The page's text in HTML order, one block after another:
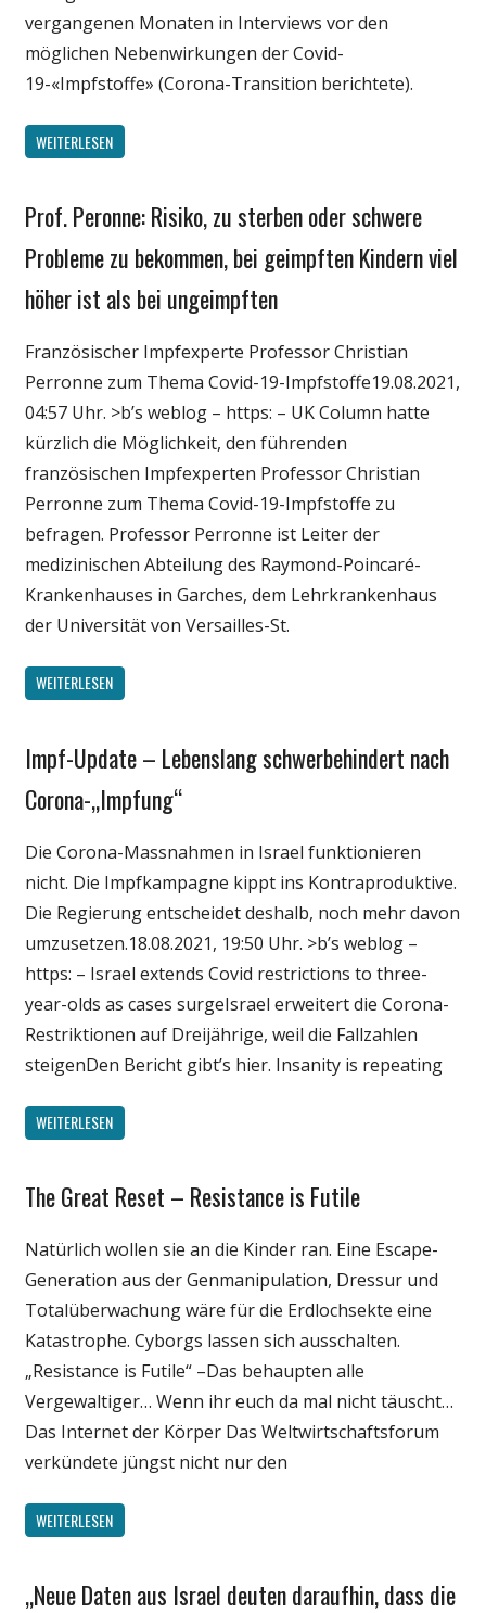
vergangenen Monaten in Interviews vor den
möglichen Nebenwirkungen der Covid-
19-«Impfstoffe» (Corona-Transition berichtete).
WEITERLESEN
Gesellschaft
Wirtschaft
Wissenschaft
Prof. Peronne: Risiko, zu sterben oder schwere
Probleme zu bekommen, bei geimpften Kindern viel
höher ist als bei ungeimpften
Französischer Impfexperte Professor Christian
Perronne zum Thema Covid-19-Impfstoffe19.08.2021,
04:57 Uhr. >b’s weblog – https: – UK Column hatte
kürzlich die Möglichkeit, den führenden
französischen Impfexperten Professor Christian
Perronne zum Thema Covid-19-Impfstoffe zu
befragen. Professor Perronne ist Leiter der
medizinischen Abteilung des Raymond-Poincaré-
Krankenhauses in Garches, dem Lehrkrankenhaus
der Universität von Versailles-St.
WEITERLESEN
Gesellschaft
Wirtschaft
Wissenschaft
Impf-Update – Lebenslang schwerbehindert nach
Corona-„Impfung“
Die Corona-Massnahmen in Israel funktionieren
nicht. Die Impfkampagne kippt ins Kontraproduktive.
Die Regierung entscheidet deshalb, noch mehr davon
umzusetzen.18.08.2021, 19:50 Uhr. >b’s weblog –
https: – Israel extends Covid restrictions to three-
year-olds as cases surgeIsrael erweitert die Corona-
Restriktionen auf Dreijährige, weil die Fallzahlen
steigenDen Bericht gibt’s hier. Insanity is repeating
WEITERLESEN
Gesellschaft
Politik
Wirtschaft
Wissenschaft
The Great Reset – Resistance is Futile
Natürlich wollen sie an die Kinder ran. Eine Escape-
Generation aus der Genmanipulation, Dressur und
Totalüberwachung wäre für die Erdlochsekte eine
Katastrophe. Cyborgs lassen sich ausschalten.
„Resistance is Futile“ –Das behaupten alle
Vergewaltiger… Wenn ihr euch da mal nicht täuscht…
Das Internet der Körper Das Weltwirtschaftsforum
verkündete jüngst nicht nur den
WEITERLESEN
Gesellschaft
„Neue Daten aus Israel deuten daraufhin, dass die